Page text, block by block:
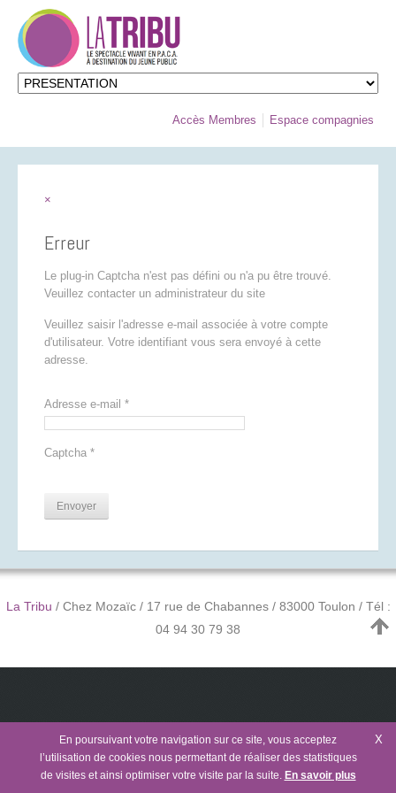
Accès Membres Espace compagnies
×
Erreur
Le plug-in Captcha n'est pas défini ou n'a pu être trouvé.
Veuillez contacter un administrateur du site
Veuillez saisir l'adresse e-mail associée à votre compte
d'utilisateur. Votre identifiant vous sera envoyé à cette
adresse.
Adresse e-mail *
Captcha *
Envoyer
La Tribu / Chez Mozaïc / 17 rue de Chabannes / 83000 Toulon / Tél :
04 94 30 79 38
X
En poursuivant votre navigation sur ce site, vous acceptez
l’utilisation de cookies nous permettant de réaliser des statistiques
de visites et ainsi optimiser votre visite par la suite. En savoir plus